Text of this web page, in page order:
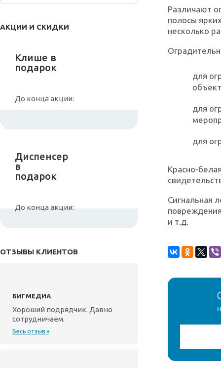
АКЦИИ И СКИДКИ
Клише в
подарок
До конца акции:
Диспенсер
в
подарок
До конца акции:
ОТЗЫВЫ КЛИЕНТОВ
БИГМЕДИА
Хороший подрядчик. Давно
сотрудничаем.
Весь отзыв »
Различают
полосы
несколько
для
для
для
Красно-
Сигнальная
и т.д.